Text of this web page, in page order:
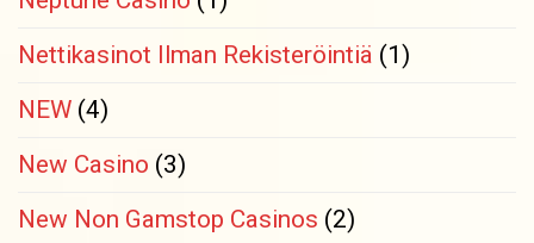
Nettikasinot Ilman Rekisteröintiä (1)
NEW (4)
New Casino (3)
New Non Gamstop Casinos (2)